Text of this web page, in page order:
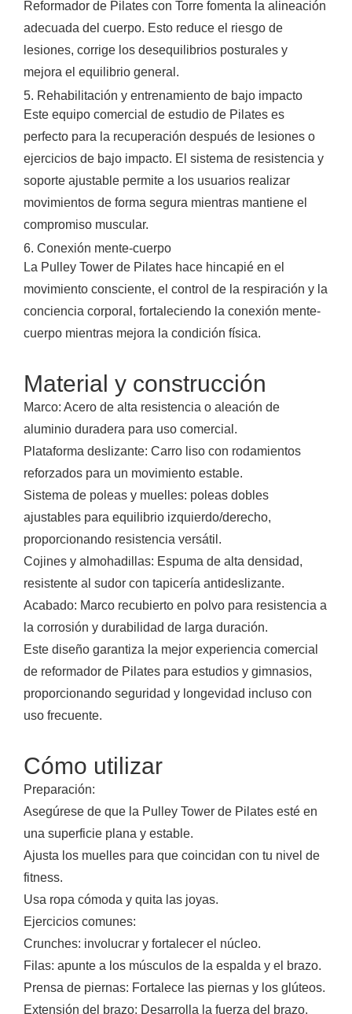
Reformador de Pilates con Torre fomenta la alineación
adecuada del cuerpo. Esto reduce el riesgo de
lesiones, corrige los desequilibrios posturales y
mejora el equilibrio general.
5. Rehabilitación y entrenamiento de bajo impacto
Este equipo comercial de estudio de Pilates es
perfecto para la recuperación después de lesiones o
ejercicios de bajo impacto. El sistema de resistencia y
soporte ajustable permite a los usuarios realizar
movimientos de forma segura mientras mantiene el
compromiso muscular.
6. Conexión mente-cuerpo
La Pulley Tower de Pilates hace hincapié en el
movimiento consciente, el control de la respiración y la
conciencia corporal, fortaleciendo la conexión mente-
cuerpo mientras mejora la condición física.
Material y construcción
Marco: Acero de alta resistencia o aleación de
aluminio duradera para uso comercial.
Plataforma deslizante: Carro liso con rodamientos
reforzados para un movimiento estable.
Sistema de poleas y muelles: poleas dobles
ajustables para equilibrio izquierdo/derecho,
proporcionando resistencia versátil.
Cojines y almohadillas: Espuma de alta densidad,
resistente al sudor con tapicería antideslizante.
Acabado: Marco recubierto en polvo para resistencia a
la corrosión y durabilidad de larga duración.
Este diseño garantiza la mejor experiencia comercial
de reformador de Pilates para estudios y gimnasios,
proporcionando seguridad y longevidad incluso con
uso frecuente.
Cómo utilizar
Preparación:
Asegúrese de que la Pulley Tower de Pilates esté en
una superficie plana y estable.
Ajusta los muelles para que coincidan con tu nivel de
fitness.
Usa ropa cómoda y quita las joyas.
Ejercicios comunes:
Crunches: involucrar y fortalecer el núcleo.
Filas: apunte a los músculos de la espalda y el brazo.
Prensa de piernas: Fortalece las piernas y los glúteos.
Extensión del brazo: Desarrolla la fuerza del brazo.